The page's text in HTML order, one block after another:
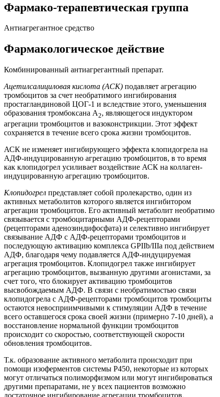
Фармако-терапевтическая группа
Антиагрегантное средство
Фармакологическое действие
Комбинированный антиагрегантный препарат.
Ацетилсалициловая кислота (АСК) подавляет агрегацию
тромбоцитов за счет необратимого ингибирования
простагландиновой ЦОГ-1 и вследствие этого, уменьшения
образования тромбоксана А2, являющегося индуктором
агрегации тромбоцитов и вазоконстрикции. Этот эффект
сохраняется в течение всего срока жизни тромбоцитов.
АСК не изменяет ингибирующего эффекта клопидогрела на
АДФ-индуцированную агрегацию тромбоцитов, в то время
как клопидогрел усиливает воздействие АСК на коллаген-
индуцированную агрегацию тромбоцитов.
Клопидогрел представляет собой пролекарство, один из
активных метаболитов которого является ингибитором
агрегации тромбоцитов. Его активный метаболит необратимо
связывается с тромбоцитарными АДФ-рецепторами
(рецепторами аденозиндифосфата) и селективно ингибирует
связывание АДФ с АДФ-рецепторами тромбоцитов и
последующую активацию комплекса GPIIb/IIIа под действием
АДФ, благодаря чему подавляется АДФ-индуцируемая
агрегация тромбоцитов. Клопидогрел также ингибирует
агрегацию тромбоцитов, вызванную другими агонистами, за
счет того, что блокирует активацию тромбоцитов
высвобождаемым АДФ. В связи с необратимостью связи
клопидогрела с АДФ-рецепторами тромбоцитов тромбоциты
остаются невосприимчивыми к стимуляции АДФ в течение
всего оставшегося срока своей жизни (примерно 7-10 дней), а
восстановление нормальной функции тромбоцитов
происходит со скоростью, соответствующей скорости
обновления тромбоцитов.
Т.к. образование активного метаболита происходит при
помощи изоферментов системы Р450, некоторые из которых
могут отличаться полиморфизмом или могут ингибироваться
другими препаратами, не у всех пациентов возможно